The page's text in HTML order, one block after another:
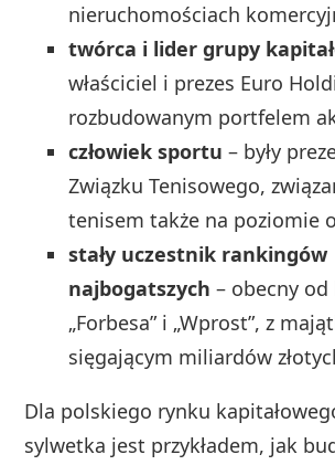
nieruchomościach
twórca i lider grupy
właściciel i prezes Euro
rozbudowanym portfelem
człowiek sportu – były
Związku Tenisowego,
tenisem także na poziomie
stały uczestnik rankingów
najbogatszych – obecny
„Forbesa” i „Wprost”, z
sięgającym miliardów
Dla polskiego rynku
sylwetka jest przykładem, jak